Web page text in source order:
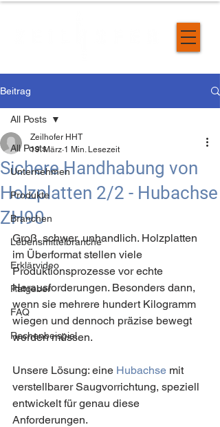
Beitrag
All Posts
Unternehmen
Produkte
Branchen
Lebensmittelbranche
Erklärvideo
Ratgeber
FAQ
Rechenbeispiel
All Posts
Sichere Handhabung von
Holzplatten 2/2 - Hubachse
ZH90
Zeilhofer HHT
19. März 1 Min. Lesezeit
Groß, schwer, unhandlich. Holzplatten
im Überformat stellen viele
Produktionsprozesse vor echte
Herausforderungen. Besonders dann,
wenn sie mehrere hundert Kilogramm
wiegen und dennoch präzise bewegt
werden müssen.
Unsere Lösung: eine Hubachse mit
verstellbarer Saugvorrichtung, speziell
entwickelt für genau diese
Anforderungen.